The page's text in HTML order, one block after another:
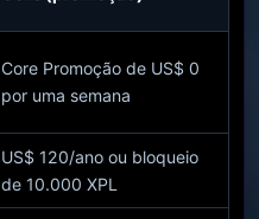
Core Promoção de US$ 0
por uma semana
US$ 120/ano ou bloqueio
de 10.000 XPL